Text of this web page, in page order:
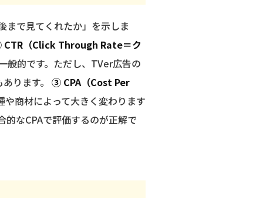
まで見てくれたか」を示しま
（Click Through Rate＝ク
般的です。ただし、TVer広告の
ります。 ③ CPA（Cost Per
商材によって大きく変わります
なCPAで評価するのが正解で